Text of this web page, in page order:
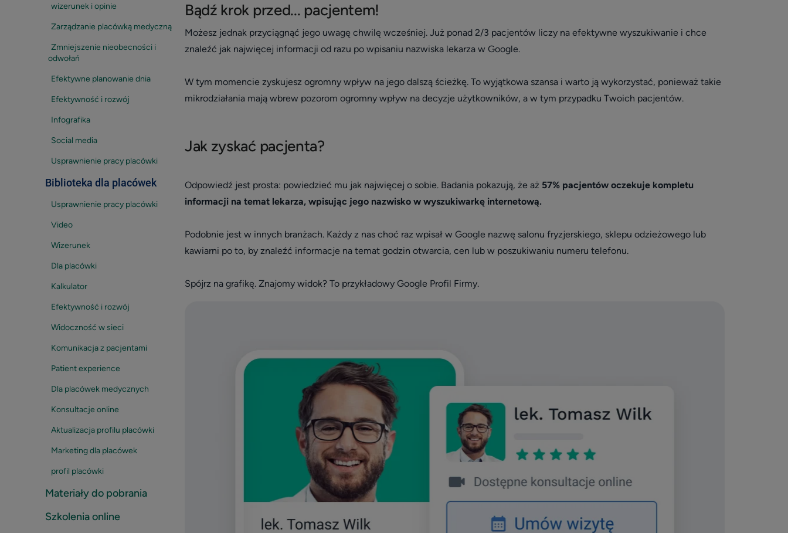
wizerunek i opinie
Zarządzanie placówką medyczną
Zmniejszenie nieobecności i
odwołań
Efektywne planowanie dnia
Efektywność i rozwój
Infografika
Social media
Usprawnienie pracy placówki
Biblioteka dla placówek
Usprawnienie pracy placówki
Video
Wizerunek
Dla placówki
Kalkulator
Efektywność i rozwój
Widoczność w sieci
Komunikacja z pacjentami
Patient experience
Dla placówek medycznych
Konsultacje online
Aktualizacja profilu placówki
Marketing dla placówek
profil placówki
Materiały do pobrania
Szkolenia online
Bądź krok przed... pacjentem!
Możesz jednak przyciągnąć jego uwagę chwilę wcześniej. Już ponad 2/3 pacjentów liczy na efektywne wyszukiwanie i chce
znaleźć jak najwięcej informacji od razu po wpisaniu nazwiska lekarza w Google.
W tym momencie zyskujesz ogromny wpływ na jego dalszą ścieżkę. To wyjątkowa szansa i warto ją wykorzystać, ponieważ takie
mikrodziałania mają wbrew pozorom ogromny wpływ na decyzje użytkowników, a w tym przypadku Twoich pacjentów.
Jak zyskać pacjenta?
Odpowiedź jest prosta: powiedzieć mu jak najwięcej o sobie. Badania pokazują, że aż 57% pacjentów oczekuje kompletu
informacji na temat lekarza, wpisując jego nazwisko w wyszukiwarkę internetową.
Podobnie jest w innych branżach. Każdy z nas choć raz wpisał w Google nazwę salonu fryzjerskiego, sklepu odzieżowego lub
kawiarni po to, by znaleźć informacje na temat godzin otwarcia, cen lub w poszukiwaniu numeru telefonu.
Spójrz na grafikę. Znajomy widok? To przykładowy Google Profil Firmy.